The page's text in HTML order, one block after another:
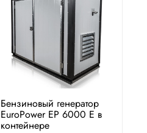
Бензиновый генератор
EuroPower EP 6000 E в
контейнере